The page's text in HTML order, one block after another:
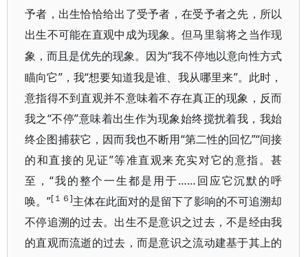
予者，出生恰恰给出了受予者，在受予者之先，所以
出生不可能在直观中成为现象。但马里翁将之当作现
象，而且是优先的现象。因为“我不停地以意向性方式
瞄向它”，我“想要知道我是谁、我从哪里来”。此时，
意指得不到直观并不意味着不存在真正的现象，反而
我之“不停”意味着出生作为现象始终搅扰着我，我始
终企图捕获它，因而我也不断用“第二性的回忆”“间接
的和直接的见证”等准直观来充实对它的意指。甚
至，“我的整个一生都是用于……回应它沉默的呼
唤。”[１６]主体在此面对的是留下了影响的不可追溯却
不停追溯的过去。出生不是意识之过去，不是经由我
的直观而流逝的过去，而是意识之流动建基于其上的